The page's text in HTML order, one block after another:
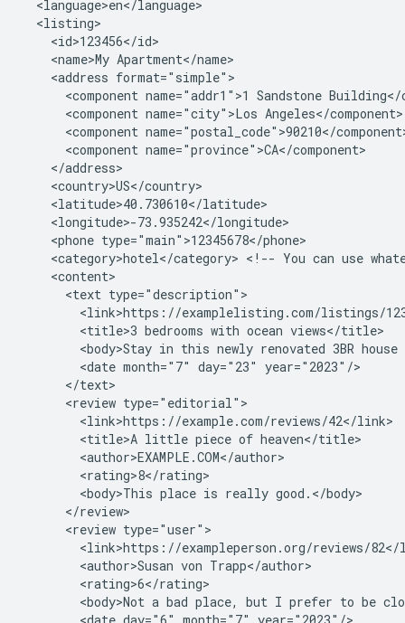
<name>My
<address
<component name="addr1">1 Sandstone
<component name="city">Los
<component
<component
<phone
<category>hotel</category> <!-- You can use
<text
<title>3 bedrooms with ocean
<body>Stay in this newly renovated 3BR house
<date month="7" day="23"
<review
<title>A little piece of
<body>This place is really
<review
<author>Susan von
<body>Not a bad place, but I prefer to be